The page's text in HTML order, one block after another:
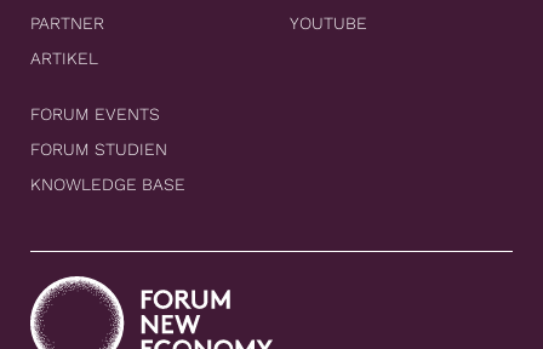
PARTNER
ARTIKEL
FORUM EVENTS
FORUM STUDIEN
KNOWLEDGE BASE
YOUTUBE